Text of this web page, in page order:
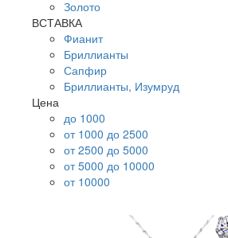
Золото
ВСТАВКА
Фианит
Бриллианты
Сапфир
Бриллианты, Изумруд
Цена
до 1000
от 1000 до 2500
от 2500 до 5000
от 5000 до 10000
от 10000